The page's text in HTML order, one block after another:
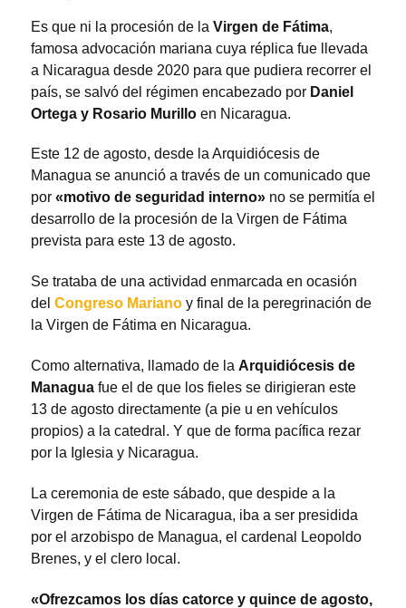
Es que ni la procesión de la Virgen de Fátima,
famosa advocación mariana cuya réplica fue llevada
a Nicaragua desde 2020 para que pudiera recorrer el
país, se salvó del régimen encabezado por Daniel
Ortega y Rosario Murillo en Nicaragua.
Este 12 de agosto, desde la Arquidiócesis de
Managua se anunció a través de un comunicado que
por «motivo de seguridad interno» no se permitía el
desarrollo de la procesión de la Virgen de Fátima
prevista para este 13 de agosto.
Se trataba de una actividad enmarcada en ocasión
del Congreso Mariano y final de la peregrinación de
la Virgen de Fátima en Nicaragua.
Como alternativa, llamado de la Arquidiócesis de
Managua fue el de que los fieles se dirigieran este
13 de agosto directamente (a pie u en vehículos
propios) a la catedral. Y que de forma pacífica rezar
por la Iglesia y Nicaragua.
La ceremonia de este sábado, que despide a la
Virgen de Fátima de Nicaragua, iba a ser presidida
por el arzobispo de Managua, el cardenal Leopoldo
Brenes, y el clero local.
«Ofrezcamos los días catorce y quince de agosto,